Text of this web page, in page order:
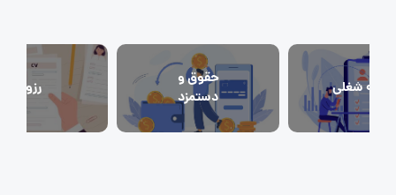
زندگی شغلی بهتر
فریلنسر
قانون کار
کارفرمایان
شغلی
حقوق و
دستمزد
رزومه